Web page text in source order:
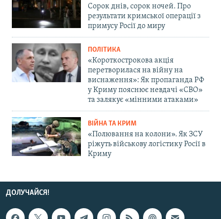
Сорок днів, сорок ночей. Про
результати кримської операції з
примусу Росії до миру
ПОЛІТИКА
«Короткострокова акція
перетворилася на війну на
виснаження»: Як пропаганда РФ
у Криму пояснює невдачі «СВО»
та залякує «мінними атаками»
ВІЙНА ТА КРИМ
«Полювання на колони». Як ЗСУ
ріжуть військову логістику Росії в
Криму
ДОЛУЧАЙСЯ!